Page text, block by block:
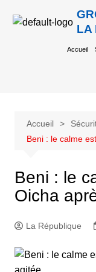
LA
Accueil
Accueil
Beni : le calme
Beni : le
Oicha
La République